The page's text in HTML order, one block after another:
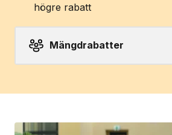
högre rabatt
Mängdrabatter